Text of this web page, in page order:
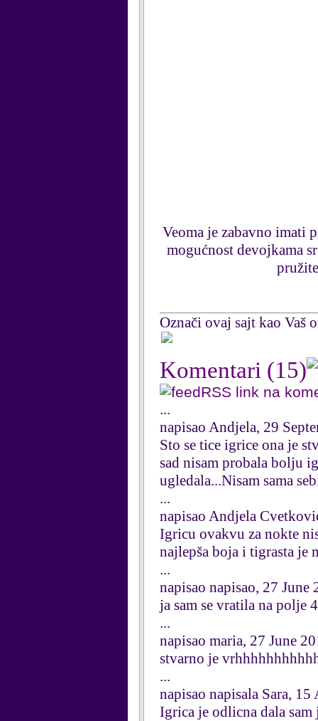
Veoma je zabavno imati
mogućnost devojkama
Označi ovaj sajt kao Vaš
Komentari (15)
RSS link na
...
napisao Andjela, 29
Sto se tice igrice ona je
sad nisam probala bolju
ugledala...Nisam sama
...
napisao Andjela
Igricu ovakvu za nokte
najlepša boja i tigrasta je
...
napisao napisao, 27 June
ja sam se vratila na polje 4
...
napisao maria, 27 June
stvarno je
...
napisao napisala Sara,
Igrica je odlicna dala sam